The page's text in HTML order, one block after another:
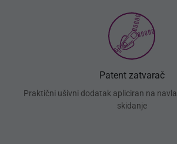
Patent zatvarač
Praktični ušivni dodatak apliciran na
skidanje